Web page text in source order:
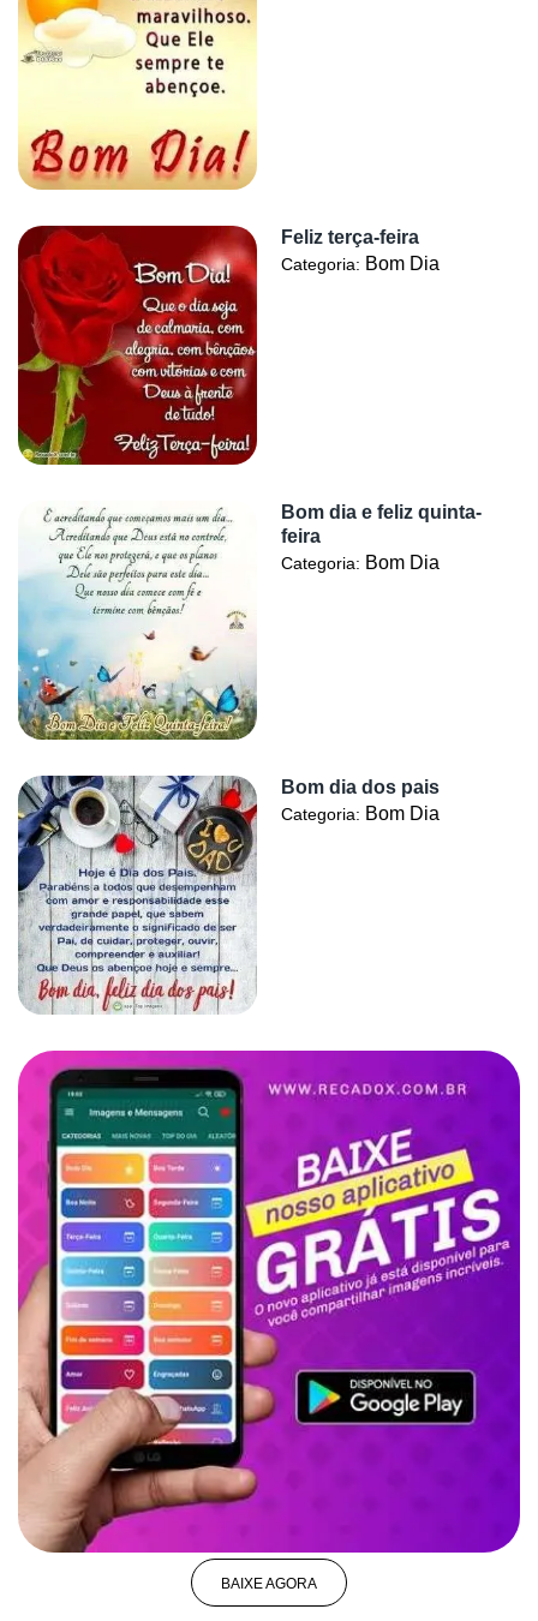
Feliz terça-feira
Categoria: Bom Dia
Bom dia e feliz quinta-
feira
Categoria: Bom Dia
Bom dia dos pais
Categoria: Bom Dia
BAIXE AGORA